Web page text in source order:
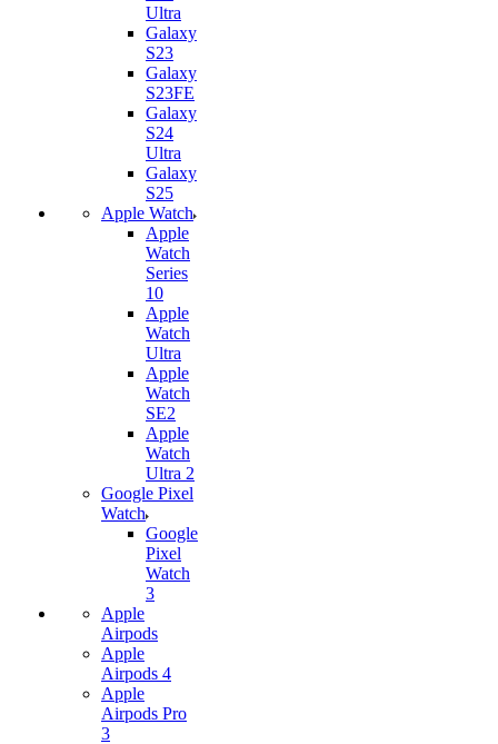
Ultra
Galaxy
S23
Galaxy
S23FE
Galaxy
S24
Ultra
Galaxy
S25
Apple Watch
Apple
Watch
Series
10
Apple
Watch
Ultra
Apple
Watch
SE2
Apple
Watch
Ultra 2
Google Pixel
Watch
Google
Pixel
Watch
3
Apple
Airpods
Apple
Airpods 4
Apple
Airpods Pro
3